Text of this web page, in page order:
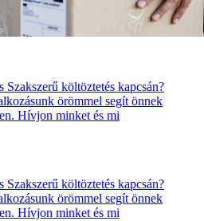
Szakszerű költöztetés kapcsán?
örömmel segít önnek
Hívjon minket és mi
Szakszerű költöztetés kapcsán?
örömmel segít önnek
Hívjon minket és mi